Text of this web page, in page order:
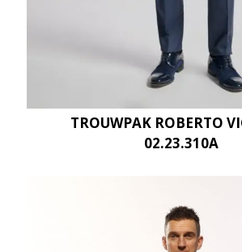
TROUWPAK ROBERTO
02.23.310A